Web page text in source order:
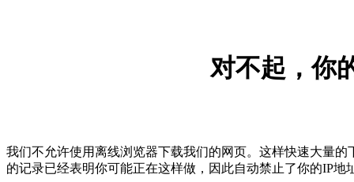
对不起，你
我们不允许使用离线浏览器下载我们的网页。这样快速大量
的记录已经表明你可能正在这样做，因此自动禁止了你的IP